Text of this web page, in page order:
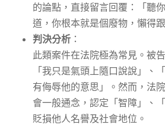
的論點，直接留言回覆：「聽
道，你根本就是個廢物，懶得
判決分析 ：
此類案件在法院極為常見。被
「我只是氣頭上隨口說說」、
有侮辱他的意思」。然而，法
會一般通念，認定「智障」、
貶損他人名譽及社會地位。